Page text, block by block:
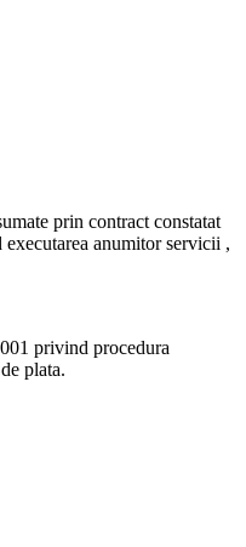
prin contract constatat
anumitor servicii ,
privind procedura
plata.